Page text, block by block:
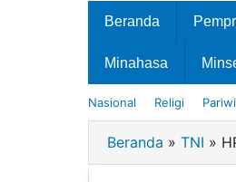
Beranda
Minahasa
Nasional Religi
Beranda » TNI »